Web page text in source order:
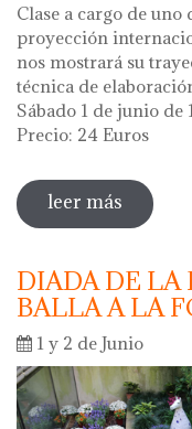
Clase a cargo de
proyección
nos mostrará su
técnica de
Sábado 1 de junio de
Precio: 24 Euros
leer más sobre
alberto
DIADA DE LA
BALLA A LA
1 y 2 de Junio